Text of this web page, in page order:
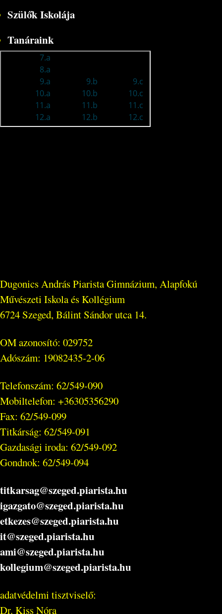
Szülők Iskolája
Tanáraink
Dugonics András Piarista Gimnázium, Alapfokú
Művészeti Iskola és Kollégium
6724 Szeged, Bálint Sándor utca 14.
OM azonosító: 029752
Adószám: 19082435-2-06
Telefonszám: 62/549-090
Mobiltelefon: +36305356290
Fax: 62/549-099
Titkárság: 62/549-091
Gazdasági iroda: 62/549-092
Gondnok: 62/549-094
titkarsag@szeged.piarista.hu
igazgato@szeged.piarista.hu
etkezes@szeged.piarista.hu
it@szeged.piarista.hu
ami@szeged.piarista.hu
kollegium@szeged.piarista.hu
adatvédelmi tisztviselő:
Dr. Kiss Nóra